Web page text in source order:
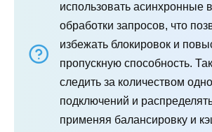
использовать асинхронные
обработки запросов, что
избежать блокировок и
пропускную способность.
следить за количеством
подключений и распределять
применяя балансировку и